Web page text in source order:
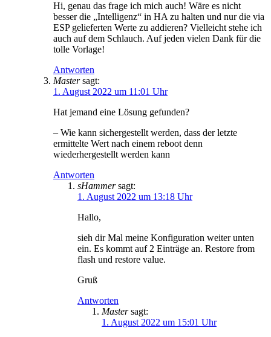
Hi, genau das frage ich mich auch! Wäre es nicht
besser die „Intelligenz“ in HA zu halten und nur die via
ESP gelieferten Werte zu addieren? Vielleicht stehe ich
auch auf dem Schlauch. Auf jeden vielen Dank für die
tolle Vorlage!
Antworten
Master sagt:
1. August 2022 um 11:01 Uhr
Hat jemand eine Lösung gefunden?
– Wie kann sichergestellt werden, dass der letzte
ermittelte Wert nach einem reboot denn
wiederhergestellt werden kann
Antworten
sHammer sagt:
1. August 2022 um 13:18 Uhr
Hallo,
sieh dir Mal meine Konfiguration weiter unten
ein. Es kommt auf 2 Einträge an. Restore from
flash und restore value.
Gruß
Antworten
Master sagt:
1. August 2022 um 15:01 Uhr